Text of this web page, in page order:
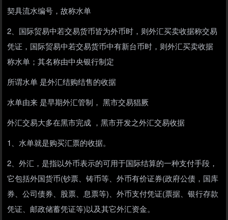
契具流水编号，故称水单
2、国际贸易中若交易货币皆为外币时，则外汇买卖收据称交易
凭证，国际贸易中若交易货币中有新台币时，则外汇买卖收据
称水单；其名称由中央银行制定
所谓水单 是外汇结购结售的收据
水单由来 是早期外汇管制， 黑市交易猖厥
外汇交易大多在黑市完成 ，黑市开发之外汇交易收据
1、水单就是购买汇票的收据。
2、外汇，是指以外币表示的可用于国际结算的一种支付手段，
它包括外国货币(钞票、铸币等、外币有价证券(政府公债，国库
券、公司债券、股票、息票等)、外币支付凭证(票据、银行存款
凭证、邮政储蓄凭证等)以及其它外汇资金。